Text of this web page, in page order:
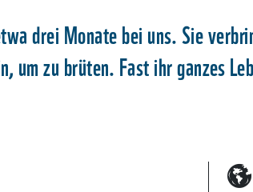
drei Monate bei uns. Sie
um zu brüten. Fast ihr ganzes